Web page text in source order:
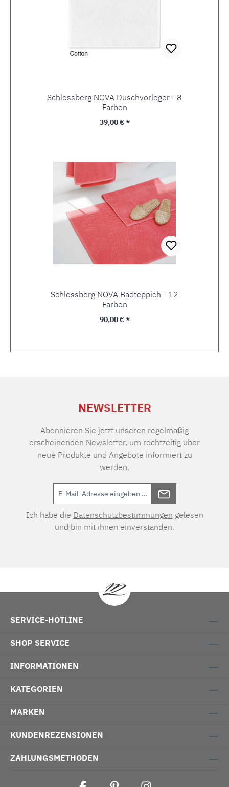
Schlossberg NOVA Duschvorleger - 8
Farben
Regulärer Preis:
39,00 € *
Schlossberg NOVA Badteppich - 12
Farben
Regulärer Preis:
90,00 € *
NEWSLETTER
Abonnieren Sie jetzt unseren regelmäßig
erscheinenden Newsletter, um rechtzeitig über
neue Produkte und Angebote informiert zu
werden.
Ich habe die Datenschutzbestimmungen gelesen
und bin mit ihnen einverstanden.
SERVICE-HOTLINE
SHOP SERVICE
INFORMATIONEN
KATEGORIEN
MARKEN
KUNDENREZENSIONEN
ZAHLUNGSMETHODEN